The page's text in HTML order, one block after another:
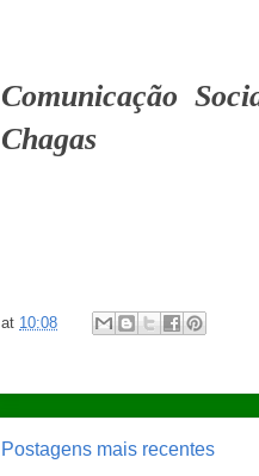
Comunicação
Chagas
at 10:08
Postagens mais recentes